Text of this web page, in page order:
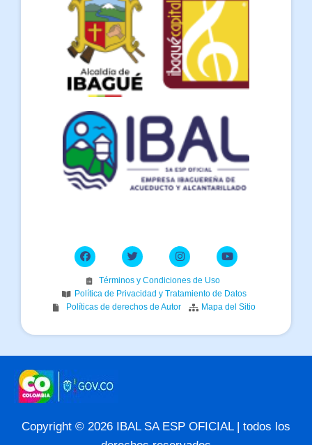
Términos y Condiciones de Uso
Política de Privacidad y Tratamiento de Datos
Políticas de derechos de Autor
Mapa del Sitio
Copyright © 2026 IBAL SA ESP OFICIAL | todos los